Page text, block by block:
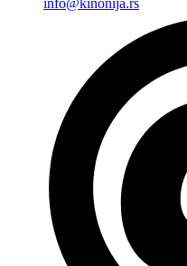
info@kinonija.rs